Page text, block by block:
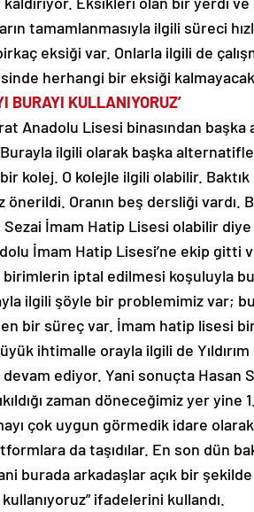
tamamlanmasıyla ilgili süreci
eksiği var. Onlarla ilgili de
herhangi bir eksiği kalmayacak
BURAYI KULLANIYORUZ’
Anadolu Lisesi binasından
ilgili olarak başka
kolej. O kolejle ilgili olabilir. Baktık
Oranın beş dersliği vardı.
Sezai İmam Hatip Lisesi olabilir
İmam Hatip Lisesi’ne ekip gitti
iptal edilmesi koşuluyla
ilgili şöyle bir problemimiz var;
bir süreç var. İmam hatip lisesi
ihtimalle orayla ilgili de Yıldırım
ediyor. Yani sonuçta Hasan
zaman döneceğimiz yer yine
çok uygun görmedik idare
da taşıdılar. En son dün
burada arkadaşlar açık bir
ifadelerini kullandı.